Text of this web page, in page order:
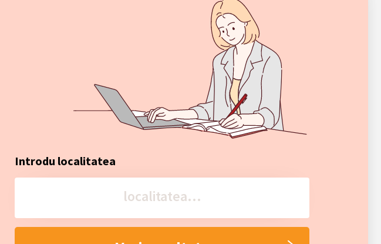
Introdu localitatea